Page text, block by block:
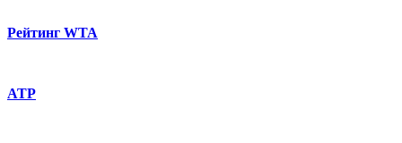
Рейтинг WTA
ATP